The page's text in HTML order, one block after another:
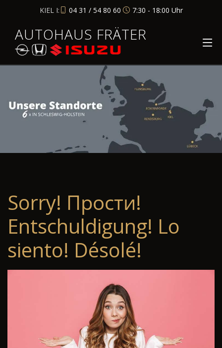
KIEL I: 04 31 / 54 80 60 7:30 - 18:00 Uhr
AUTOHAUS FRÄTER
Sorry! Прости!
Entschuldigung! Lo
siento! Désolé!